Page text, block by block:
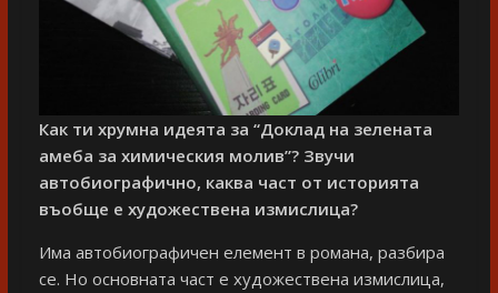
Как ти хрумна идеята за “Доклад на зелената
амеба за химическия молив”? Звучи
автобиографично, каква част от историята
въобще е художествена измислица?
Има автобиографичен елемент в романа, разбира
се. Но основната част е художествена измислица,